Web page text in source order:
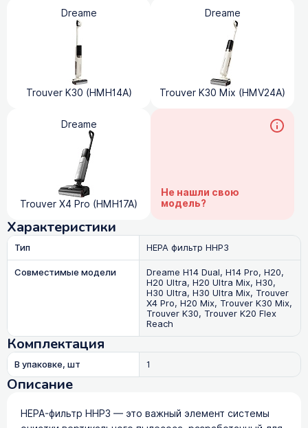
Dreame
Trouver K30 (HMH14A)
Dreame
Trouver K30 Mix (HMV24A)
Dreame
Trouver X4 Pro (HMH17A)
Не нашли свою
модель?
Характеристики
Тип
HEPA фильтр HHP3
Совместимые модели
Dreame H14 Dual, H14 Pro, H20,
H20 Ultra, H20 Ultra Mix, H30,
H30 Ultra, H30 Ultra Mix, Trouver
X4 Pro, H20 Mix, Trouver K30 Mix,
Trouver K30, Trouver K20 Flex
Reach
Комплектация
В упаковке, шт 1
Описание
HEPA-фильтр HHP3 — это важный элемент системы